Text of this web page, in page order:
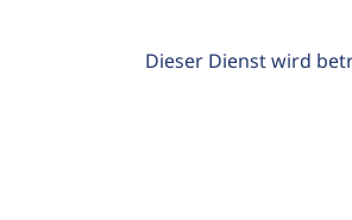
Dieser Dienst wird